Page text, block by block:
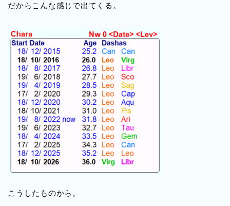
だからこんな感じで出てくる。
こうしたものから。